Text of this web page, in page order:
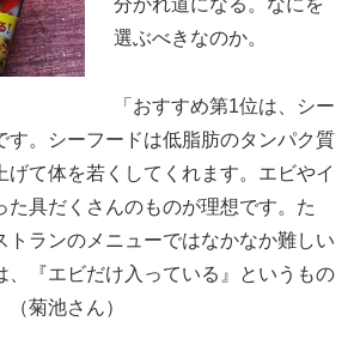
分かれ道になる。なにを
選ぶべきなのか。
「おすすめ第1位は、シー
す。シーフードは低脂肪のタンパク質
げて体を若くしてくれます。エビやイ
た具だくさんのものが理想です。た
トランのメニューではなかなか難しい
、『エビだけ入っている』というもの
菊池さん）